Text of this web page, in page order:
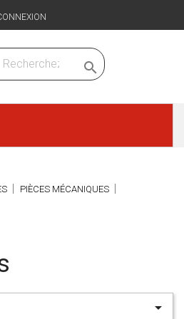

PIÈCES MÉCANIQUES
